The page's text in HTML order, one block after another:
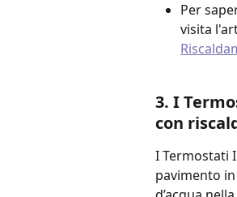
Per
visita
3. I
con
I Termostati
pavimento